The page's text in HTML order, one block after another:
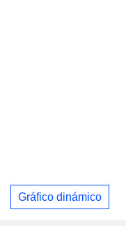
Gráfico dinámico